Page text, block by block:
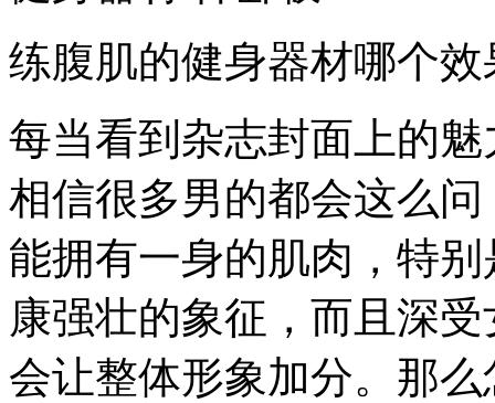
练腹肌的健身器材哪个
每当看到杂志封面上的
相信很多男的都会这么
能拥有一身的肌肉，特
康强壮的象征，而且深
会让整体形象加分。那